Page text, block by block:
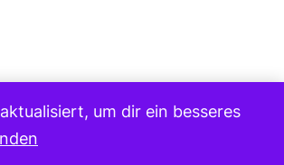
um dir ein besseres